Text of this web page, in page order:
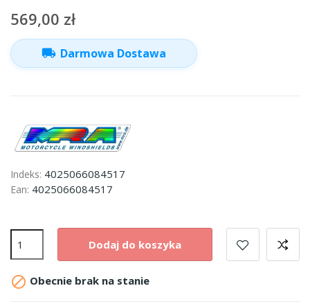
569,00 zł
local_shipping Darmowa Dostawa
Indeks: 4025066084517
Ean: 4025066084517
Dodaj do koszyka
 Obecnie brak na stanie